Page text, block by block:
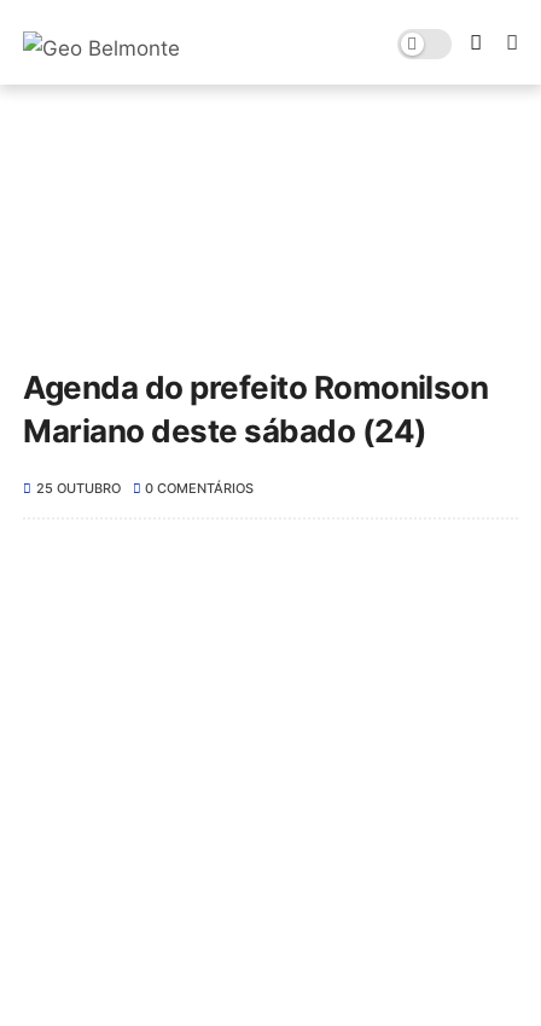
Agenda do prefeito Romonilson
Mariano deste sábado (24)
25 OUTUBRO 0 COMENTÁRIOS